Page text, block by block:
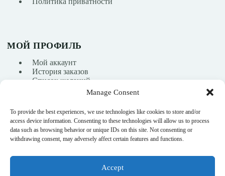
Manage Consent
To provide the best experiences, we use technologies like cookies to store and/or
access device information. Consenting to these technologies will allow us to process
data such as browsing behavior or unique IDs on this site. Not consenting or
withdrawing consent, may adversely affect certain features and functions.
Accept
МОЙ ПРОФИЛЬ
Мой аккаунт
История заказов
Список желаний
info@nikasport.eu
+371 28228266